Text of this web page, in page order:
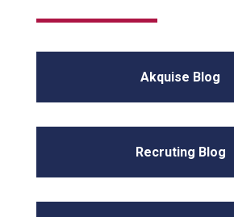
Akquise Blog
Recruting Blog